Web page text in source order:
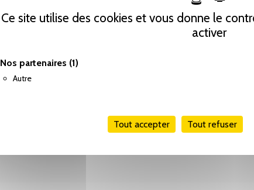
Ce site utilise des cookies et vous donne le
activer
Nos partenaires (1)
Autre
Tout accepter Tout refuser